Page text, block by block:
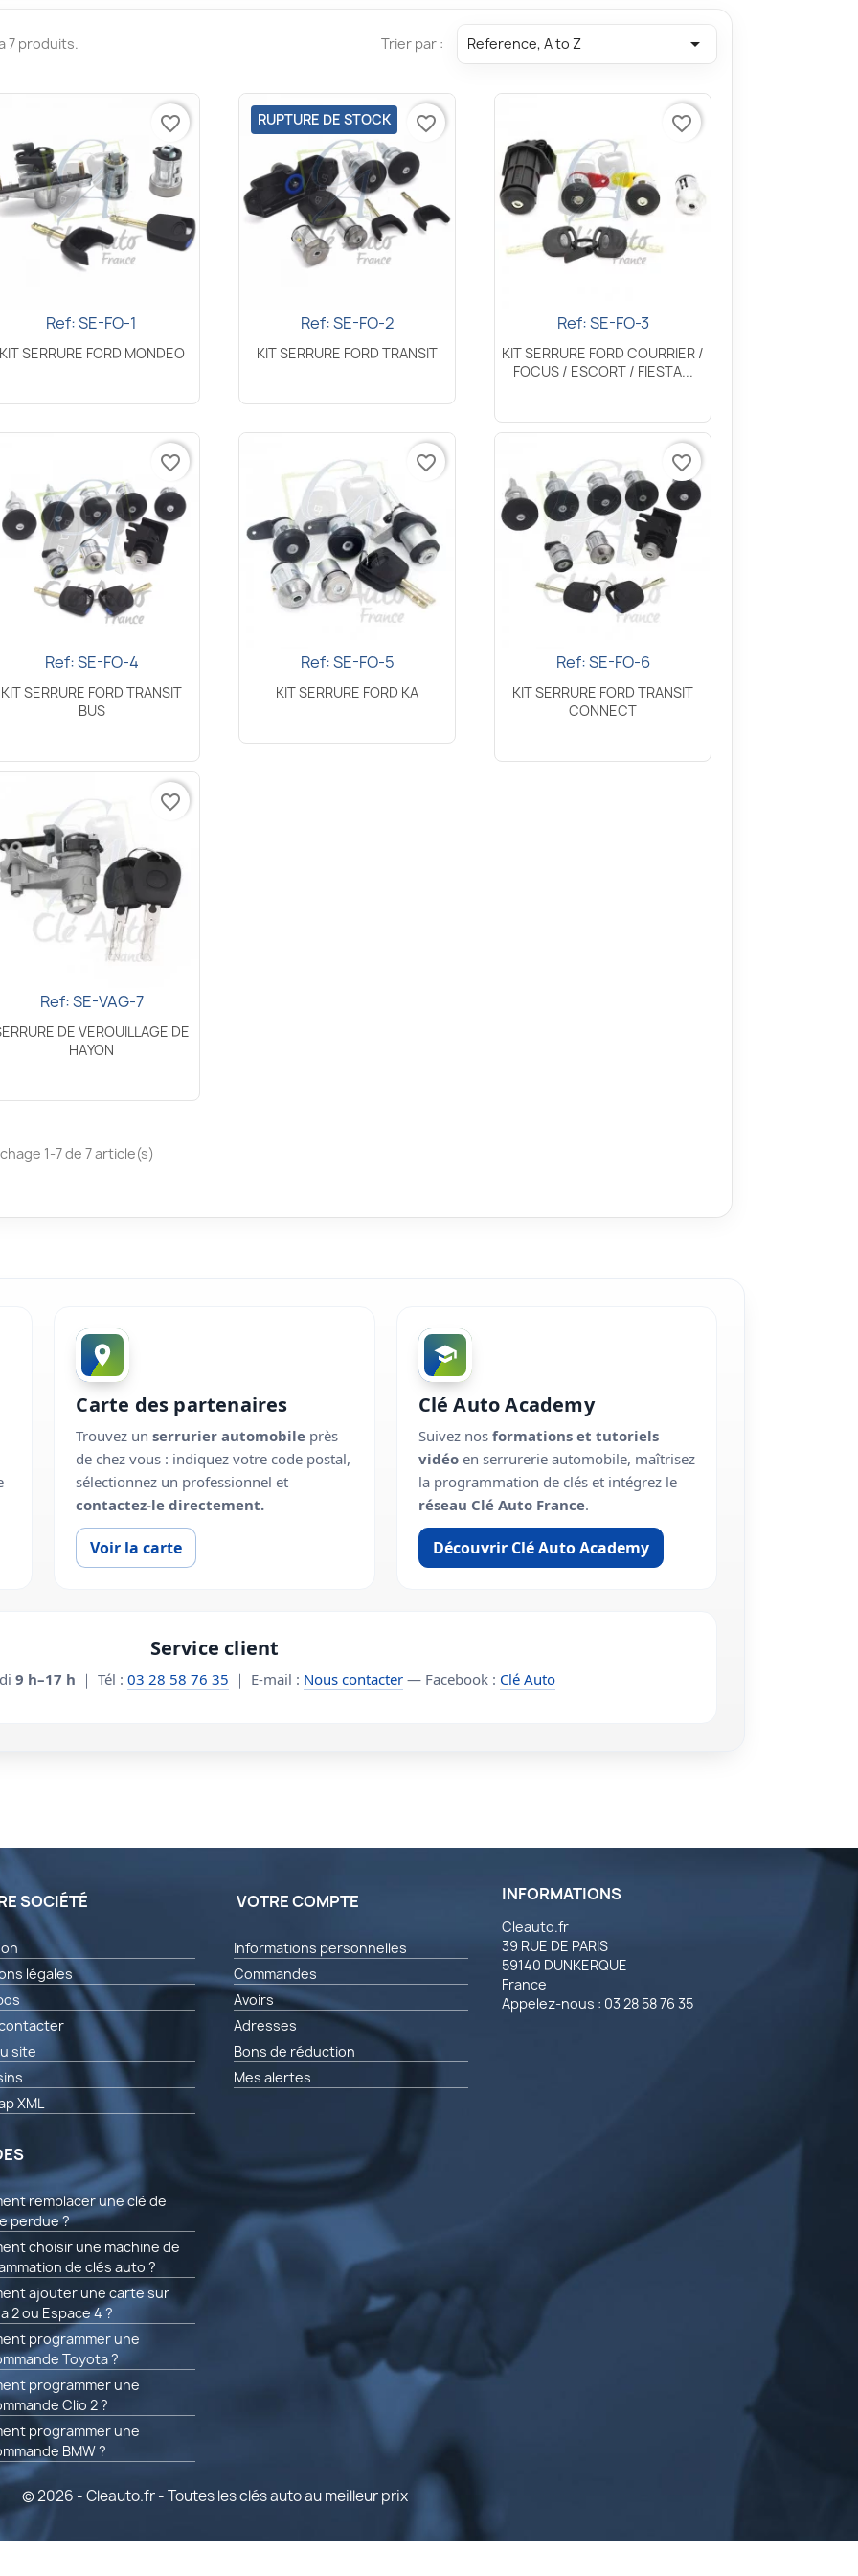
7 produits. Trier par : Reference, A to Z 
Aperçu rapide
Ref: SE-FO-1
SERRURE FORD MONDEO
favorite_border
Aperçu rapide
Ref: SE-FO-2
KIT SERRURE FORD TRANSIT
RUPTURE DE STOCK favorite_border
Aperçu rapide
Ref: SE-FO-3
KIT SERRURE FORD COURRIER /
FOCUS / ESCORT / FIESTA...
favorite_border
Aperçu rapide
Ref: SE-FO-4
KIT SERRURE FORD TRANSIT
BUS
favorite_border
Aperçu rapide
Ref: SE-FO-5
KIT SERRURE FORD KA
favorite_border
Aperçu rapide
Ref: SE-FO-6
KIT SERRURE FORD TRANSIT
CONNECT
favorite_border
Aperçu rapide
Ref: SE-VAG-7
DE VEROUILLAGE DE
HAYON
favorite_border
1-7 de 7 article(s)
Carte des partenaires
Trouvez unserrurier automobile près
de chez vous : indiquez votre code postal,
sélectionnez un professionnel et
contactez-le directement.
Voir la carte
Clé Auto Academy
Suivez nos formations et tutoriels
vidéoen serrurerie automobile, maîtrisez
la programmation de clés et intégrez le
réseau Clé Auto France.
Découvrir Clé Auto Academy
Service client
9 h–17 h ｜ Tél :03 28 58 76 35 ｜ E-mail : Nous contacter — Facebook : Clé Auto
SOCIÉTÉ
légales
site
XML
remplacer une clé de
perdue ?
choisir une machine de
de clés auto ?
ajouter une carte sur
2 ou Espace 4 ?
programmer une
Toyota ?
programmer une
Clio 2 ?
programmer une
BMW ?
VOTRE COMPTE
Informations personnelles
Commandes
Avoirs
Adresses
Bons de réduction
Mes alertes
INFORMATIONS
Cleauto.fr
39 RUE DE PARIS
59140 DUNKERQUE
France
Appelez-nous : 03 28 58 76 35
© 2026 - Cleauto.fr - Toutes les clés auto au meilleur prix